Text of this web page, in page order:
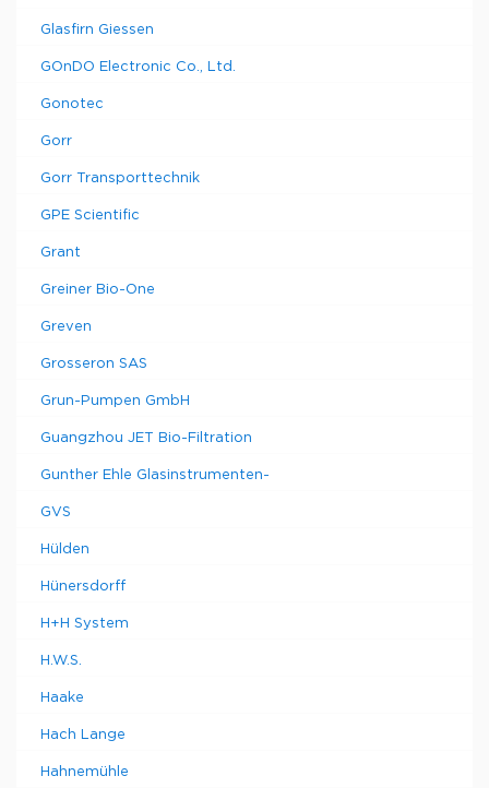
Glasfirn Giessen
GOnDO Electronic Co., Ltd.
Gonotec
Gorr
Gorr Transporttechnik
GPE Scientific
Grant
Greiner Bio-One
Greven
Grosseron SAS
Grun-Pumpen GmbH
Guangzhou JET Bio-Filtration
Gunther Ehle Glasinstrumenten-
GVS
Hülden
Hünersdorff
H+H System
H.W.S.
Haake
Hach Lange
Hahnemühle